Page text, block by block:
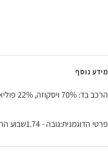
מידע נוסף
הרכב בד: 70% ויסקוזה, 22% פוליאסטר, 8% לייקרה.
פרטי הדוגמנית:גובה - 1.74שבוע הריון - 32מידה - S